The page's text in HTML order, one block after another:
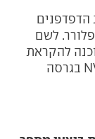
לשם
להקראת
מסך אנו ממליצים להשתמש בתוכנת NVDA בגרסה